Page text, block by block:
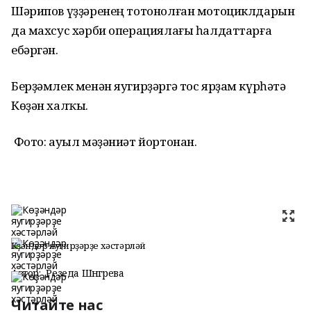
Шәрипов үҙҙәренең тотонолған мотоциклдарын
да махсус хәрби операциялағы һалдаттарға
ебәргән.
Берҙәмлек менән яугирҙәргә тос ярҙам күрһәтә
Көҙән халҡы.
Фото: ауыл мәҙәниәт йортонан.
Көҙәндәр яугирҙәрҙе хәстәрләй
Автор: Резеда Шәнгәрәева
Читайте нас